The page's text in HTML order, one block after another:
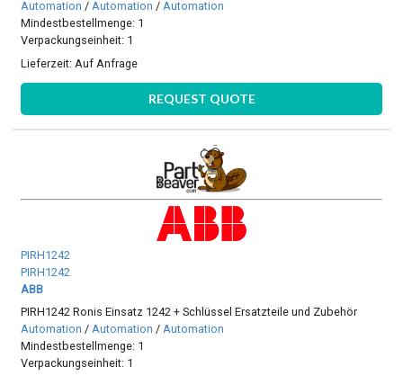
Automation /Automation /Automation
Mindestbestellmenge: 1
Verpackungseinheit: 1
Lieferzeit: Auf Anfrage
REQUEST QUOTE
PIRH1242
PIRH1242
ABB
PIRH1242 Ronis Einsatz 1242 + Schlüssel Ersatzteile und Zubehör
Automation /Automation /Automation
Mindestbestellmenge: 1
Verpackungseinheit: 1